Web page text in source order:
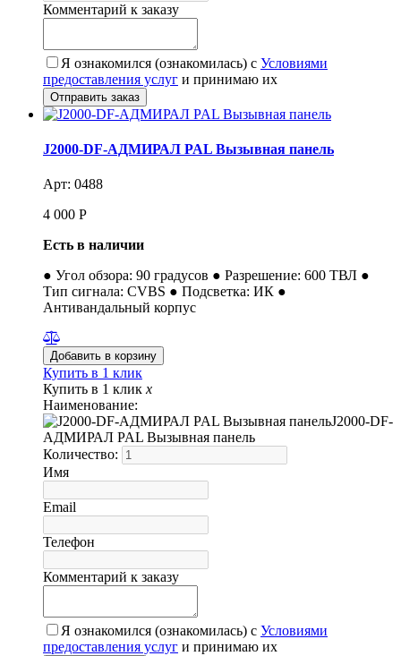
Комментарий к заказу
Я ознакомился (ознакомилась) с Условиями
предоставления услуг и принимаю их
J2000-DF-АДМИРАЛ PAL Вызывная панель
Арт: 0488
4 000 Р
Есть в наличии
● Угол обзора: 90 градусов ● Разрешение: 600 ТВЛ ●
Тип сигнала: CVBS ● Подсветка: ИК ●
Антивандальный корпус
Купить в 1 клик
Купить в 1 клик x
Наименование:
J2000-DF-
АДМИРАЛ PAL Вызывная панель
Количество:
Имя
Email
Телефон
Комментарий к заказу
Я ознакомился (ознакомилась) с Условиями
предоставления услуг и принимаю их